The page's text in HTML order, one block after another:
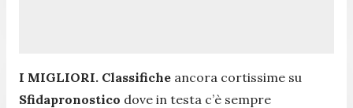
I MIGLIORI. Classifiche ancora cortissime su
Sfidapronostico dove in testa c’è sempre